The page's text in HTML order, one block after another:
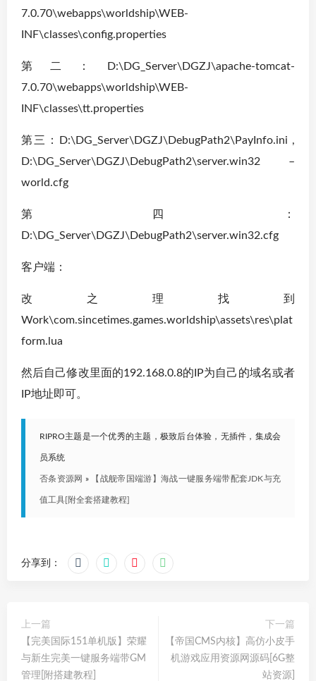
7.0.70\webapps\worldship\WEB-
INF\classes\config.properties
第二：D:\DG_Server\DGZJ\apache-tomcat-
7.0.70\webapps\worldship\WEB-
INF\classes\tt.properties
第三：D:\DG_Server\DGZJ\DebugPath2\PayInfo.ini ,
D:\DG_Server\DGZJ\DebugPath2\server.win32 –
world.cfg
第四：
D:\DG_Server\DGZJ\DebugPath2\server.win32.cfg
客户端：
改之理找到
Work\com.sincetimes.games.worldship\assets\res\plat
form.lua
然后自己修改里面的192.168.0.8的IP为自己的域名或者
IP地址即可。
RIPRO主题是一个优秀的主题，极致后台体验，无插件，集成会
员系统
否条资源网 » 【战舰帝国端游】海战一键服务端带配套JDK与充
值工具[附全套搭建教程]
分享到：
上一篇
【完美国际151单机版】荣耀
与新生完美一键服务端带GM
管理[附搭建教程]
下一篇
【帝国CMS内核】高仿小皮手
机游戏应用资源网源码[6G整
站资源]